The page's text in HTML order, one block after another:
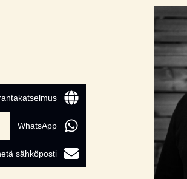
WhatsApp
sähköposti